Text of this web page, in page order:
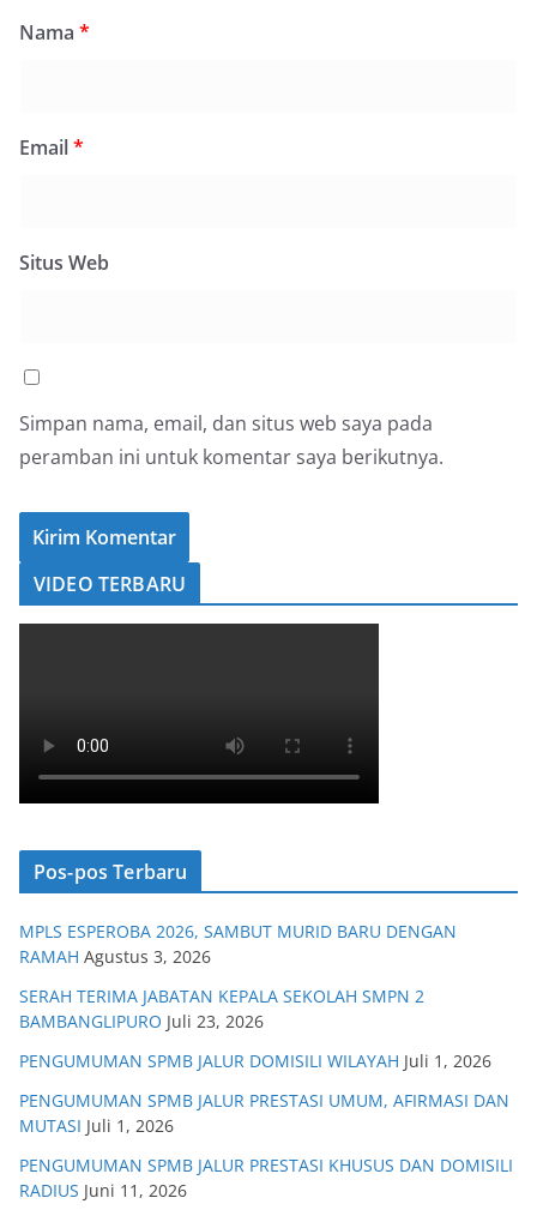
Nama *
Email*
Situs Web
Simpan nama, email, dan situs web saya pada
peramban ini untuk komentar saya berikutnya.
VIDEO TERBARU
Pos-pos Terbaru
MPLS ESPEROBA 2026, SAMBUT MURID BARU DENGAN
RAMAH Agustus 3, 2026
SERAH TERIMA JABATAN KEPALA SEKOLAH SMPN 2
BAMBANGLIPURO Juli 23, 2026
PENGUMUMAN SPMB JALUR DOMISILI WILAYAH Juli 1, 2026
PENGUMUMAN SPMB JALUR PRESTASI UMUM, AFIRMASI DAN
MUTASI Juli 1, 2026
PENGUMUMAN SPMB JALUR PRESTASI KHUSUS DAN DOMISILI
RADIUS Juni 11, 2026